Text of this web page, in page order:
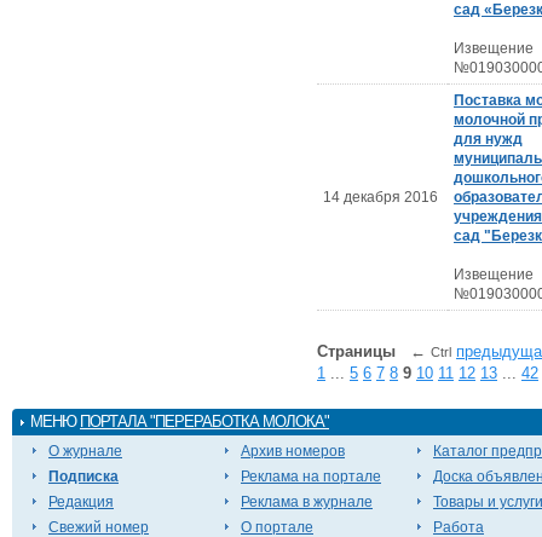
сад
Извещение
14 декабря 2016
Поставка
молочной
для нужд
сад
Извещение
Страницы ← Ctrl
1 ... 5 6 7 8 9 10 11 12 13 ... 42
МЕНЮ ПОРТАЛА "ПЕРЕРАБОТКА МОЛОКА"
О журнале
Подписка
Редакция
Свежий номер
Архив номеров
Реклама на портале
Реклама в журнале
О портале
Каталог
Доска
Товары и услуги
Работа